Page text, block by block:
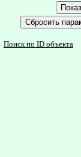
Поиск по ID объекта